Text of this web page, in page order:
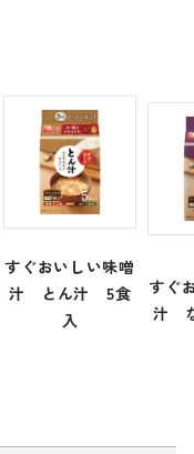
すぐおいしい味噌
汁 とん汁 5食
入
すぐ
汁